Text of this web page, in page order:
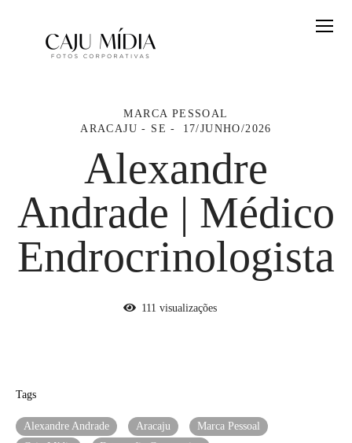
MARCA PESSOAL
ARACAJU - SE
17/JUNHO/2026
Alexandre
Andrade | Médico
Endrocrinologista
111 visualizações
Tags
Alexandre Andrade Aracaju
Marca Pessoal